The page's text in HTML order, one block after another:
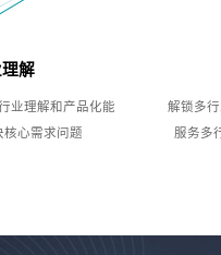
解
业理解和产品化能
核心需求问题
解锁多
服务多